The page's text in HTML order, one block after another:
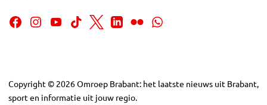
Copyright © 2026Omroep Brabant: het laatste nieuws uit Brabant,
sport en informatie uit jouw regio.